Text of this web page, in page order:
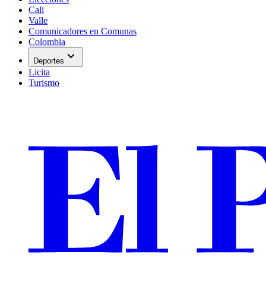
Cali
Valle
Comunicadores en Comunas
Colombia
Deportes expand_more
Licita
Turismo